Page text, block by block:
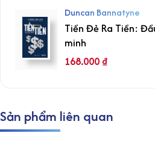
Duncan Bannatyne
Tiền Đẻ Ra Tiền:
minh
168.000₫
Sản phẩm liên quan